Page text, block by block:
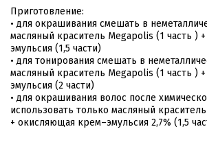
Приготовление:
• для окрашивания смешать в
масляный краситель Megapolis (1 часть )
эмульсия (1,5 части)
• для тонирования смешать в
масляный краситель Megapolis (1 часть )
эмульсия (2 части)
• для окрашивания волос после
использовать только масляный
+ окисляющая крем–эмульсия 2,7% (1,5